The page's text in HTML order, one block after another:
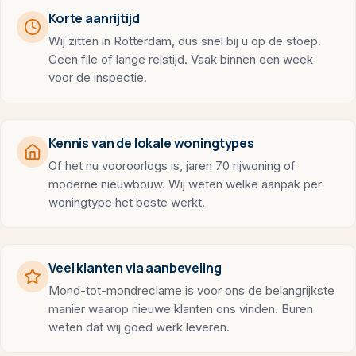
Korte aanrijtijd
Wij zitten in Rotterdam, dus snel bij u op de stoep.
Geen file of lange reistijd. Vaak binnen een week
voor de inspectie.
Kennis van de lokale woningtypes
Of het nu vooroorlogs is, jaren 70 rijwoning of
moderne nieuwbouw. Wij weten welke aanpak per
woningtype het beste werkt.
Veel klanten via aanbeveling
Mond-tot-mondreclame is voor ons de belangrijkste
manier waarop nieuwe klanten ons vinden. Buren
weten dat wij goed werk leveren.